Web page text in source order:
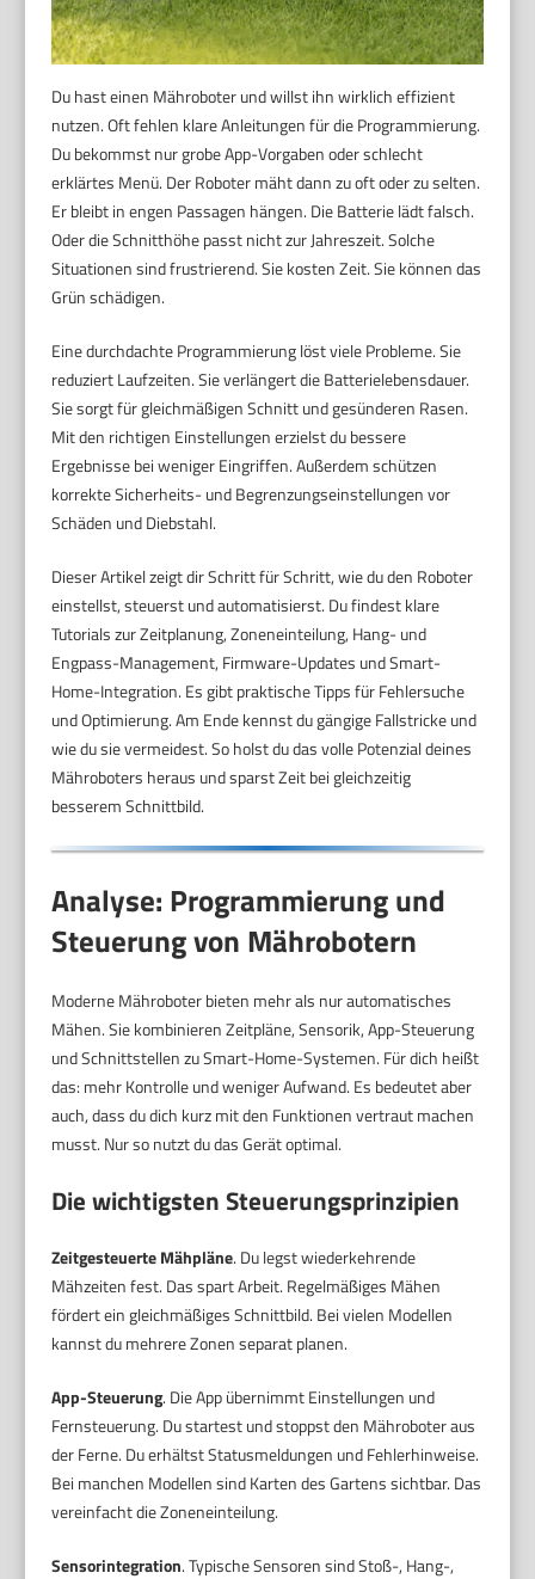
Du hast einen Mähroboter und willst ihn wirklich effizient
nutzen. Oft fehlen klare Anleitungen für die Programmierung.
Du bekommst nur grobe App-Vorgaben oder schlecht
erklärtes Menü. Der Roboter mäht dann zu oft oder zu selten.
Er bleibt in engen Passagen hängen. Die Batterie lädt falsch.
Oder die Schnitthöhe passt nicht zur Jahreszeit. Solche
Situationen sind frustrierend. Sie kosten Zeit. Sie können das
Grün schädigen.
Eine durchdachte Programmierung löst viele Probleme. Sie
reduziert Laufzeiten. Sie verlängert die Batterielebensdauer.
Sie sorgt für gleichmäßigen Schnitt und gesünderen Rasen.
Mit den richtigen Einstellungen erzielst du bessere
Ergebnisse bei weniger Eingriffen. Außerdem schützen
korrekte Sicherheits- und Begrenzungseinstellungen vor
Schäden und Diebstahl.
Dieser Artikel zeigt dir Schritt für Schritt, wie du den Roboter
einstellst, steuerst und automatisierst. Du findest klare
Tutorials zur Zeitplanung, Zoneneinteilung, Hang- und
Engpass-Management, Firmware-Updates und Smart-
Home-Integration. Es gibt praktische Tipps für Fehlersuche
und Optimierung. Am Ende kennst du gängige Fallstricke und
wie du sie vermeidest. So holst du das volle Potenzial deines
Mähroboters heraus und sparst Zeit bei gleichzeitig
besserem Schnittbild.
Analyse: Programmierung und
Steuerung von Mährobotern
Moderne Mähroboter bieten mehr als nur automatisches
Mähen. Sie kombinieren Zeitpläne, Sensorik, App-Steuerung
und Schnittstellen zu Smart-Home-Systemen. Für dich heißt
das: mehr Kontrolle und weniger Aufwand. Es bedeutet aber
auch, dass du dich kurz mit den Funktionen vertraut machen
musst. Nur so nutzt du das Gerät optimal.
Die wichtigsten Steuerungsprinzipien
Zeitgesteuerte Mähpläne. Du legst wiederkehrende
Mähzeiten fest. Das spart Arbeit. Regelmäßiges Mähen
fördert ein gleichmäßiges Schnittbild. Bei vielen Modellen
kannst du mehrere Zonen separat planen.
App-Steuerung. Die App übernimmt Einstellungen und
Fernsteuerung. Du startest und stoppst den Mähroboter aus
der Ferne. Du erhältst Statusmeldungen und Fehlerhinweise.
Bei manchen Modellen sind Karten des Gartens sichtbar. Das
vereinfacht die Zoneneinteilung.
Sensorintegration. Typische Sensoren sind Stoß-, Hang-,